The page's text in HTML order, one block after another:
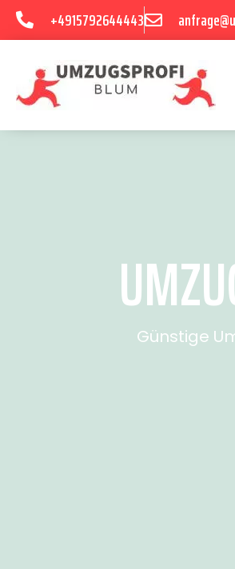
+4915792644443
Günstige